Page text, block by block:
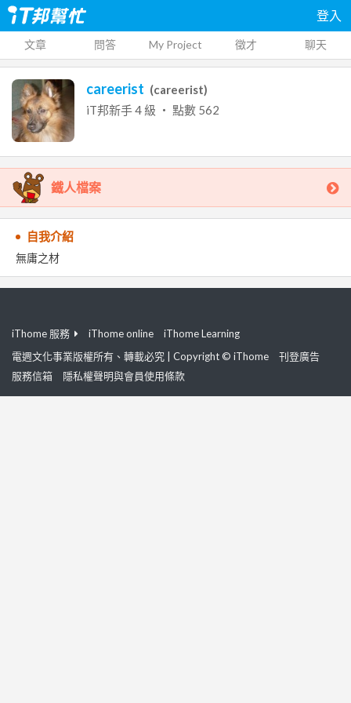
登入
文章 問答 My Project 徵才 聊天
careerist (careerist)
iT邦新手4 級 ‧ 點數 562
鐵人檔案
自我介紹
無庸之材
iThome 服務 iThome online
iThome Learning
電週文化事業版權所有、轉載必究 | Copyright © iThome
刊登廣告
服務信箱
隱私權聲明與會員使用條款